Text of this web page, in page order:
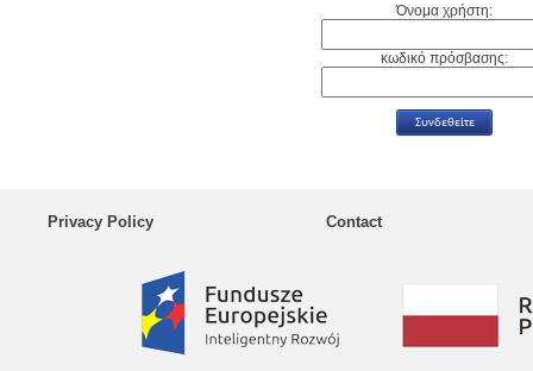
Όνομα χρήστη:
κωδικό πρόσβασης:
Privacy Policy Contact